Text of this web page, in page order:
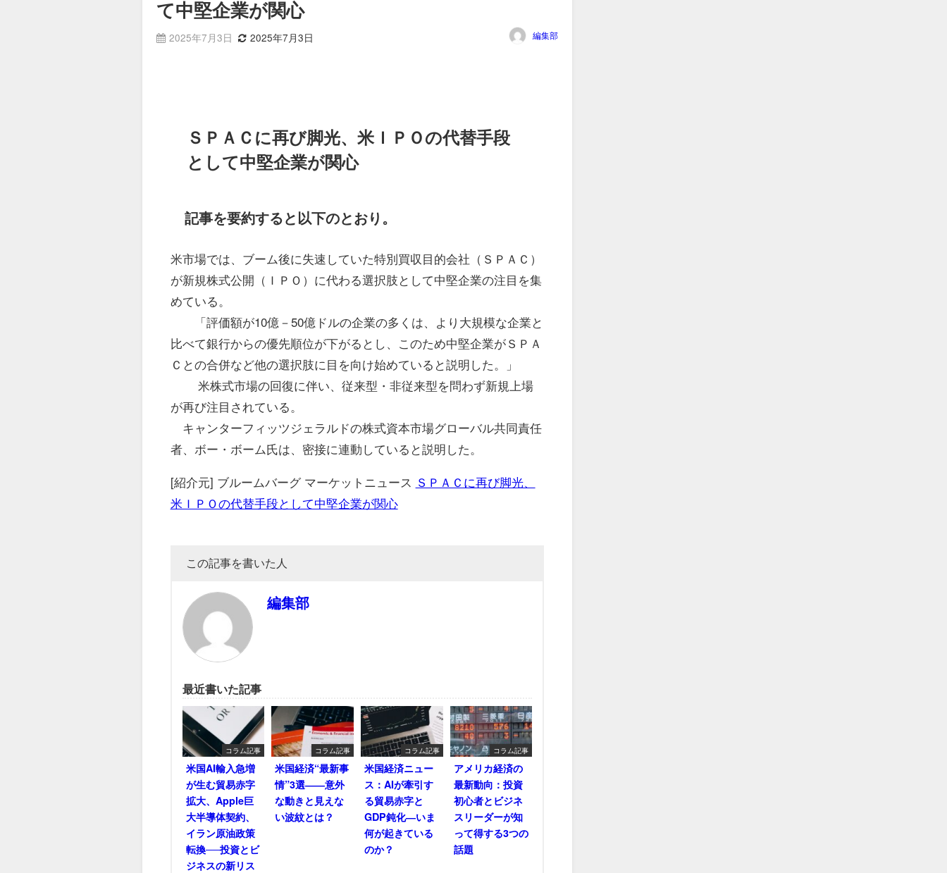
て中堅企業が関心
2025年7月3日 2025年7月3日 編集部
ＳＰＡＣに再び脚光、米ＩＰＯの代替手段
として中堅企業が関心
記事を要約すると以下のとおり。
米市場では、ブーム後に失速していた特別買収目的会社（ＳＰＡＣ）
が新規株式公開（ＩＰＯ）に代わる選択肢として中堅企業の注目を集
めている。
「評価額が10億－50億ドルの企業の多くは、より大規模な企業と
比べて銀行からの優先順位が下がるとし、このため中堅企業がＳＰＡ
Ｃとの合併など他の選択肢に目を向け始めていると説明した。」
米株式市場の回復に伴い、従来型・非従来型を問わず新規上場
が再び注目されている。
キャンターフィッツジェラルドの株式資本市場グローバル共同責任
者、ボー・ボーム氏は、密接に連動していると説明した。
[紹介元] ブルームバーグ マーケットニュース ＳＰＡＣに再び脚光、
米ＩＰＯの代替手段として中堅企業が関心
この記事を書いた人
編集部
最近書いた記事
コラム記事
米国AI輸入急増
が生む貿易赤字
拡大、Apple巨
大半導体契約、
イラン原油政策
転換──投資とビ
ジネスの新リス
コラム記事
米国経済“最新事
情”3選――意外
な動きと見えな
い波紋とは？
コラム記事
米国経済ニュー
ス：AIが牽引す
る貿易赤字と
GDP鈍化―いま
何が起きている
のか？
コラム記事
アメリカ経済の
最新動向：投資
初心者とビジネ
スリーダーが知
って得する3つの
話題